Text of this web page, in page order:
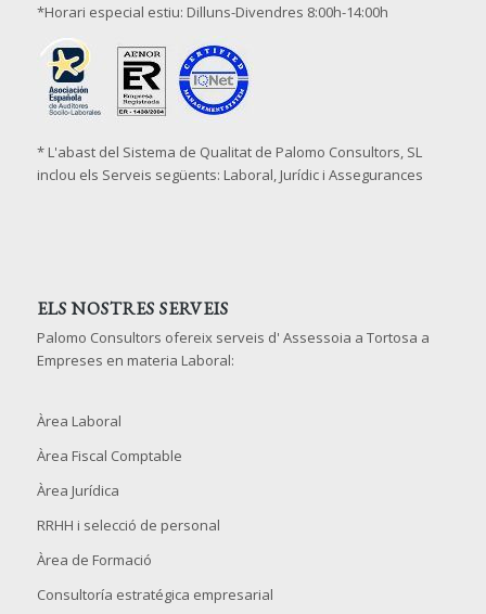
*Horari especial estiu: Dilluns-Divendres 8:00h-14:00h
* L'abast del Sistema de Qualitat de Palomo Consultors, SL
inclou els Serveis següents: Laboral, Jurídic i Assegurances
ELS NOSTRES SERVEIS
Palomo Consultors ofereix serveis d' Assessoia a Tortosa a
Empreses en materia Laboral:
Àrea Laboral
Àrea Fiscal Comptable
Àrea Jurídica
RRHH i selecció de personal
Àrea de Formació
Consultoría estratégica empresarial